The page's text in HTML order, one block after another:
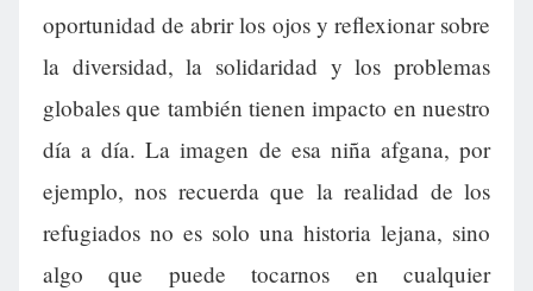
oportunidad de abrir los ojos y reflexionar sobre
la diversidad, la solidaridad y los problemas
globales que también tienen impacto en nuestro
día a día. La imagen de esa niña afgana, por
ejemplo, nos recuerda que la realidad de los
refugiados no es solo una historia lejana, sino
algo que puede tocarnos en cualquier